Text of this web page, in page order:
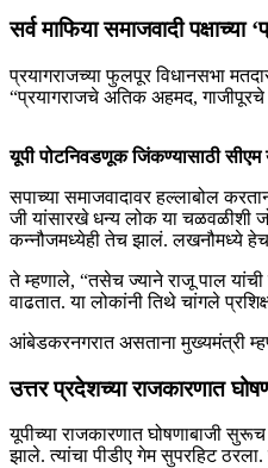
सर्व माफिया समाजवादी
प्रयागराजच्या फुलपूर विधानसभा
“प्रयागराजचे अतिक अहमद, गाजीपूरचे
यूपी पोटनिवडणूक जिंकण्यासाठी सीएम
सपाच्या समाजवादावर हल्लाबोल
जी यांसारखे धन्य लोक या चळवळीशी
कन्नौजमध्येही तेच झालं. लखनौमध्ये
ते म्हणाले, “तसेच ज्याने राजू पाल यांची
वाढतात. या लोकांनी तिथे चांगले
आंबेडकरनगरात असताना मुख्यमंत्री
उत्तर प्रदेशच्या राजकारणात
यूपीच्या राजकारणात घोषणाबाजी
झाले. त्यांचा पीडीए गेम सुपरहिट ठरला.